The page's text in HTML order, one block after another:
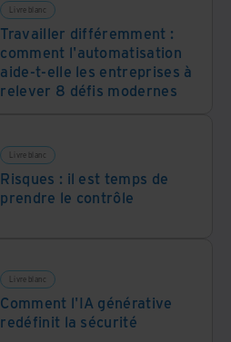
Livre blanc
Travailler différemment :
comment l'automatisation
aide-t-elle les entreprises à
relever 8 défis modernes
Livre blanc
Risques : il est temps de
prendre le contrôle
Livre blanc
Comment l'IA générative
redéfinit la sécurité